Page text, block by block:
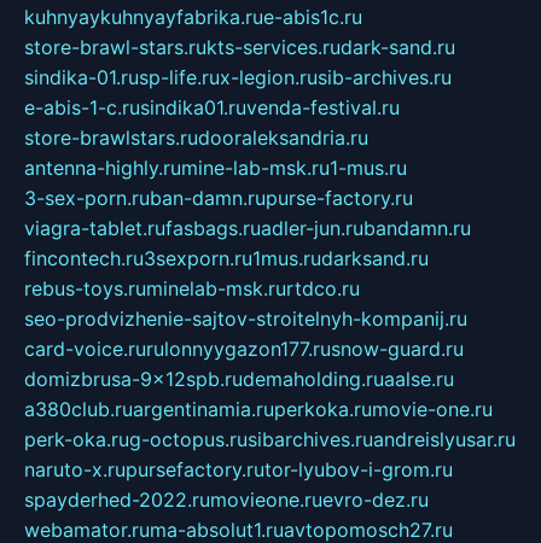
kuhnyaykuhnyayfabrika.rue-abis1c.ru
store-brawl-stars.rukts-services.rudark-sand.ru
sindika-01.rusp-life.rux-legion.rusib-archives.ru
e-abis-1-c.rusindika01.ruvenda-festival.ru
store-brawlstars.rudooraleksandria.ru
antenna-highly.rumine-lab-msk.ru1-mus.ru
3-sex-porn.ruban-damn.rupurse-factory.ru
viagra-tablet.rufasbags.ruadler-jun.rubandamn.ru
fincontech.ru3sexporn.ru1mus.rudarksand.ru
rebus-toys.ruminelab-msk.rurtdco.ru
seo-prodvizhenie-sajtov-stroitelnyh-kompanij.ru
card-voice.rurulonnyygazon177.rusnow-guard.ru
domizbrusa-9x12spb.rudemaholding.ruaalse.ru
a380club.ruargentinamia.ruperkoka.rumovie-one.ru
perk-oka.rug-octopus.rusibarchives.ruandreislyusar.ru
naruto-x.rupursefactory.rutor-lyubov-i-grom.ru
spayderhed-2022.rumovieone.ruevro-dez.ru
webamator.ruma-absolut1.ruavtopomosch27.ru